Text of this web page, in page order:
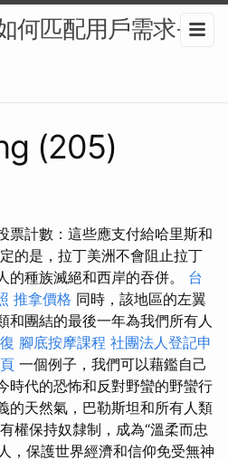
何匹配用戶需求-
(205)
票計數：這些應支付給哈里斯和
的是，拉丁美洲不會阻止拉丁
的種族滅絕和西岸的吞併。 台
推拿價格 同時，該地區的左翼
和團結的最後一年為我們所有人
腳底按摩課程 社團法人登記申
一個例子，我們可以藉鑑自己
時代的恐怖和反對野蠻的野蠻行
的天然氣，巴勒斯坦和所有人類
權保持奴隸制，成為“溫柔而忠
，保護世界經濟和信仰免受無神